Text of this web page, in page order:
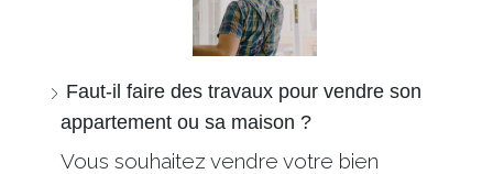
Faut-il faire des travaux pour vendre son
appartement ou sa maison ?
Vous souhaitez vendre votre bien